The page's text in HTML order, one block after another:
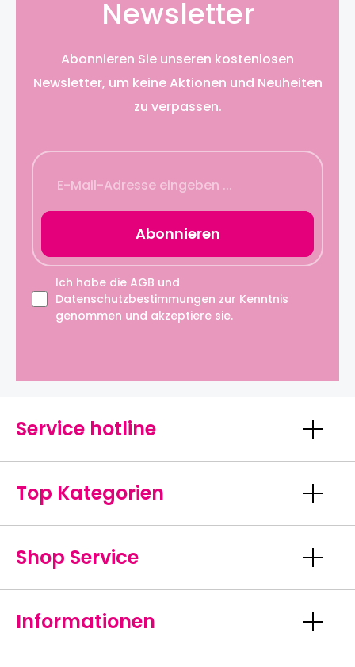
Newsletter
Abonnieren Sie unseren kostenlosen
Newsletter, um keine Aktionen und Neuheiten
zu verpassen.
Abonnieren
Ich habe die AGB und
Datenschutzbestimmungen zur Kenntnis
genommen und akzeptiere sie.
Service hotline
Top Kategorien
Shop Service
Informationen